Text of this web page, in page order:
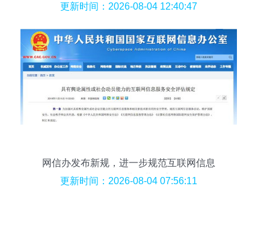
资质证书引领行业规范发展
更新时间：2026-08-04 12:40:47
网信办发布新规，进一步规范互联网信息
服务活动，促进行业健康发展
更新时间：2026-08-04 07:56:11